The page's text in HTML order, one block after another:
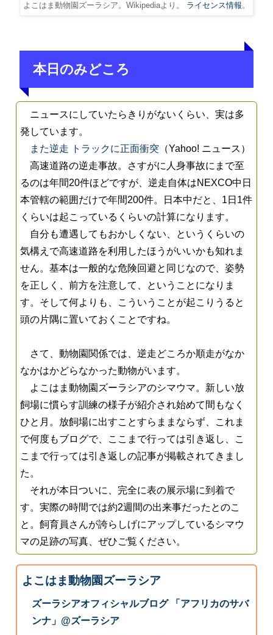
よこはま動物園ズーラシア。Wikipediaより。 ライセンス情報 。
本日のみどころ
ニュースにしていたらきりがないくらい、実は多
発しています。
また逆走 トラックに正面衝突 （Yahoo! ニュース）
高速道路の逆走事故。さすがに人身事故にまで至
るのは年間20件ほどですが、逆走自体はNEXCO中日
本管轄の範囲だけで年間200件。日本中だと、1日1件
くらいは起こっているくらいの計算になります。
自分も遭遇してもおかしくない、というくらいの
気構えで高速道路を利用したほうがいいかも知れま
せん。基本は一般的な危険回避と同じなので、姿勢
を正しく、前方を注意して、ということになりま
す。そして何よりも、こういうことが起こりうると
頭の片隅に置いておくことですね。
さて、動物園関係では、逆走どころか順走がなか
なかはかどらなかった動物がいます。
よこはま動物園ズーラシアのシマウマ。新しい放
飼場に慣らす訓練の様子が紹介され始めて間もなく
ひと月。放飼場に出すことすらままならず、これま
で何度もブログで、ここまで行っては引き返し、こ
こまで行っては引き返しの記事が掲載されてきまし
た。
それが本日ついに、完全に表の展示場に到着で
す。実際の時間では約2週間の出来事だったとのこ
と。飼育員さんが誇らしげにアップしているシマウ
マの足跡の写真、ぜひご覧ください。
よこはま動物園ズーラシア
ズーラシアオフィシャルブログ 「アフリカのサバ
ンナ」@ズーラシア